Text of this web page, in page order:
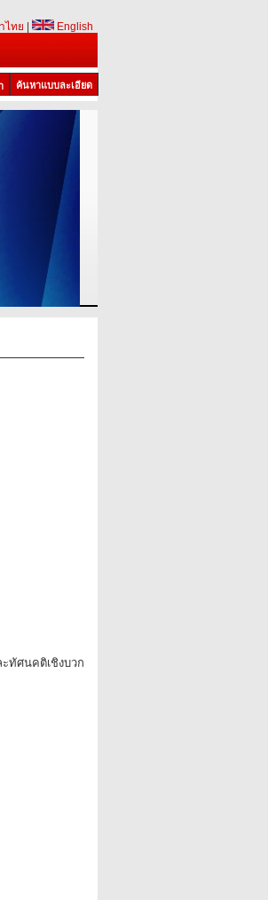
ไทย
English
ค้นหาแบบละเอียด
ทัศนคติเชิงบวก